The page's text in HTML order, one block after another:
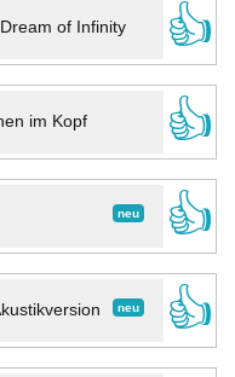
Dream of Infinity
👍
im Kopf
👍
neu
👍
neu
👍